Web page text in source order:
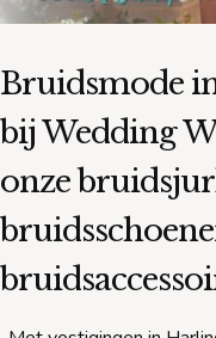
Bruidsmode
bij Wedding
onze